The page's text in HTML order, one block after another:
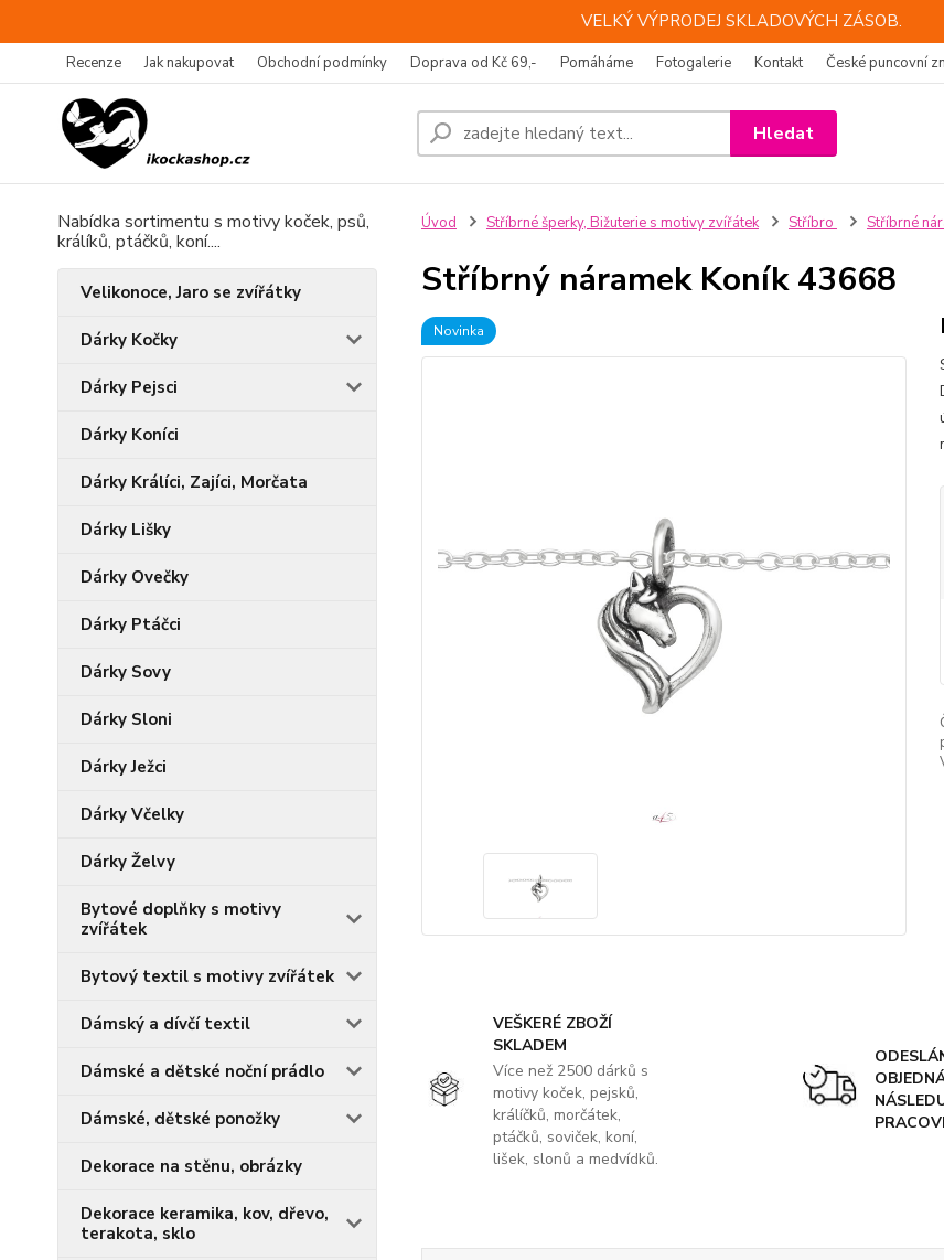
VELKÝ VÝPRODEJ SKLADOVÝCH ZÁSOB.
Recenze Jak nakupovat Obchodní podmínky Doprava od Kč 69,- Pomáháme Fotogalerie Kontakt České puncovní
Hledat
Nabídka sortimentu s motivy koček, psů,
králíků, ptáčků, koní....
Velikonoce, Jaro se zvířátky
Dárky Kočky
Dárky Pejsci
Dárky Koníci
Dárky Králíci, Zajíci, Morčata
Dárky Lišky
Dárky Ovečky
Dárky Ptáčci
Dárky Sovy
Dárky Sloni
Dárky Ježci
Dárky Včelky
Dárky Želvy
Bytové doplňky s motivy
zvířátek
Bytový textil s motivy zvířátek
Dámský a dívčí textil
Dámské a dětské noční prádlo
Dámské, dětské ponožky
Dekorace na stěnu, obrázky
Dekorace keramika, kov, dřevo,
terakota, sklo
Úvod Stříbrné šperky, Bižuterie s motivy zvířátek Stříbro Stříbrné
Stříbrný náramek Koník 43668
Novinka
VEŠKERÉ ZBOŽÍ
SKLADEM
Více než 2500 dárků s
motivy koček, pejsků,
králíčků, morčátek,
ptáčků, soviček, koní,
lišek, slonů a medvídků.